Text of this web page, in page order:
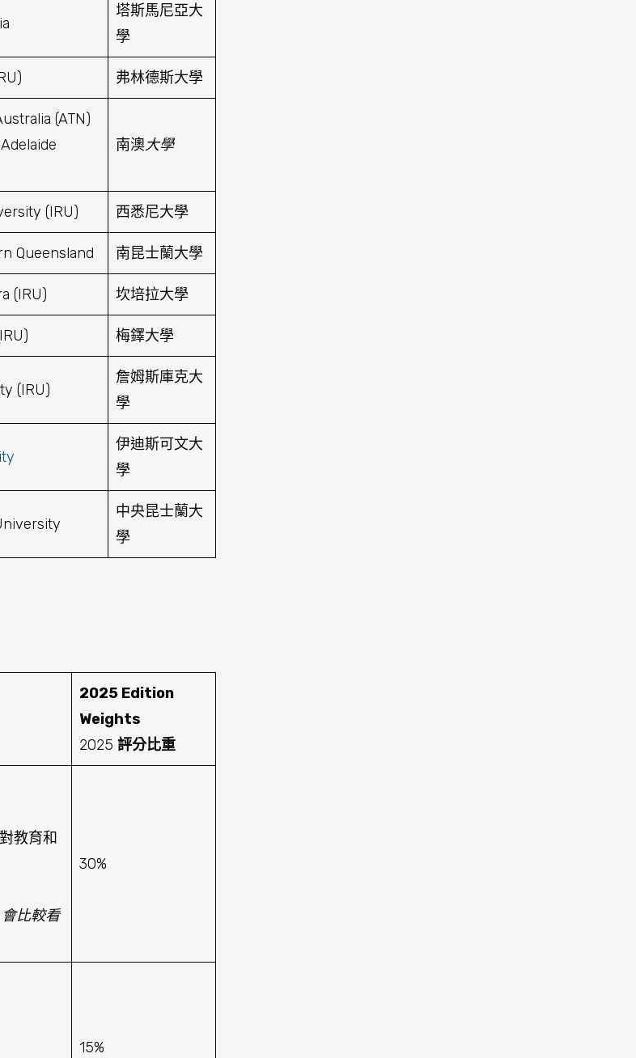
塔斯馬尼亞大
學
弗林德斯大學
(ATN)
南澳大學
(IRU) 西悉尼大學
Queensland 南昆士蘭大學
(IRU) 坎培拉大學
梅鐸大學
(IRU)
詹姆斯庫克大
學
伊迪斯可文大
學
中央昆士蘭大
學
2025 Edition
Weights
2025 評分比重
教育和
比較看
30%
15%